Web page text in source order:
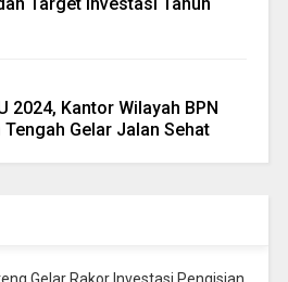
2024, Kantor Wilayah BPN
Gelar Jalan Sehat